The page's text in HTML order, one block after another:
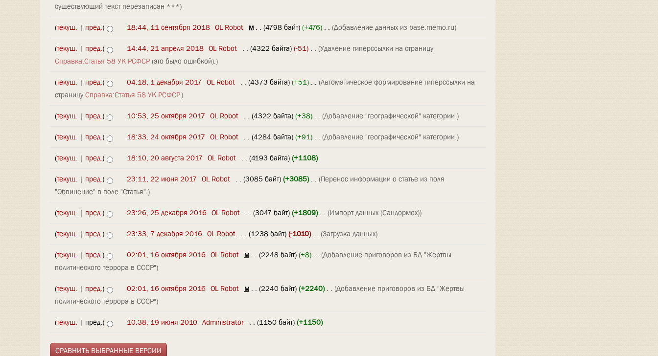
существующий текст перезаписан ***)
(текущ. | пред.) 18:44, 11 сентября 2018 OL Robot м . . (4798 байт) (+476) . . (Добавление данных из base.memo.ru)
(текущ. | пред.) 14:44, 21 апреля 2018 OL Robot . . (4322 байта) (-51) . . (Удаление гиперссылки на страницу
Справка:Статья 58 УК РСФСР (это было ошибкой).)
(текущ. | пред.) 04:18, 1 декабря 2017 OL Robot . . (4373 байта) (+51) . . (Автоматическое формирование гиперссылки на
страницу Справка:Статья 58 УК РСФСР.)
(текущ. | пред.) 10:53, 25 октября 2017 OL Robot . . (4322 байта) (+38) . . (Добавление "географической" категории.)
(текущ. | пред.) 18:33, 24 октября 2017 OL Robot . . (4284 байта) (+91) . . (Добавление "географической" категории.)
(текущ. | пред.) 18:10, 20 августа 2017 OL Robot . . (4193 байта) (+1108)
(текущ. | пред.) 23:11, 22 июня 2017 OL Robot . . (3085 байт) (+3085)‎ . . (Перенос информации о статье из поля
"Обвинение" в поле "Статья".)
(текущ. | пред.) 23:26, 25 декабря 2016 OL Robot . . (3047 байт) (+1809)‎ . . (Импорт данных (Сандормох))
(текущ. | пред.) 23:33, 7 декабря 2016 OL Robot . . (1238 байт) (-1010)‎ . . (Загрузка данных)
(текущ. | пред.) 02:01, 16 октября 2016 OL Robot м . . (2248 байт) (+8) . . (Добавление приговоров из БД "Жертвы
политического террора в СССР")
(текущ. | пред.) 02:01, 16 октября 2016 OL Robot м . . (2240 байт) (+2240)‎ . . (Добавление приговоров из БД "Жертвы
политического террора в СССР")
(текущ. | пред.) 10:38, 19 июня 2010 Administrator . . (1150 байт) (+1150)